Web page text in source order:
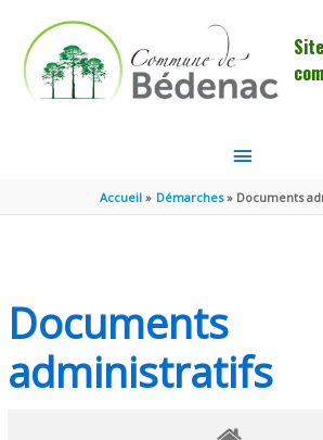
MENU
Accueil Démarches Documents
Documents
administratifs